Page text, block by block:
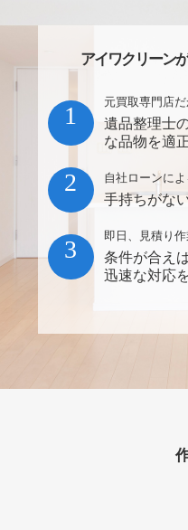
アイワクリーン
元買取専門店
遺品整理士
な品物を適
1
自社ローンに
手持ちがな
2
即日、見積り
条件が合え
迅速な対応
3